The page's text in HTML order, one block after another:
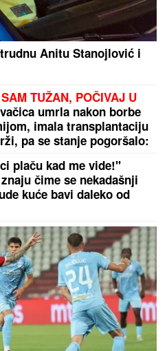
MISTERIJU
OVU poruku (FOTO)
Gori kod
više pravaca, nebo se